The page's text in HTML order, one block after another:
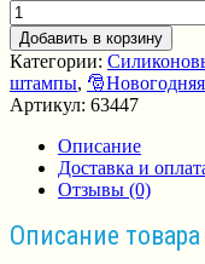
Добавить в корзину
Категории:
штампы,
Артикул: 63447
Описание
Доставка и
Отзывы (0)
Описание товара